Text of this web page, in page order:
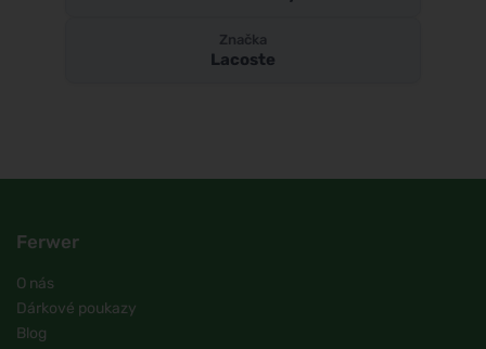
Značka
Lacoste
Ferwer
O nás
Dárkové poukazy
Blog